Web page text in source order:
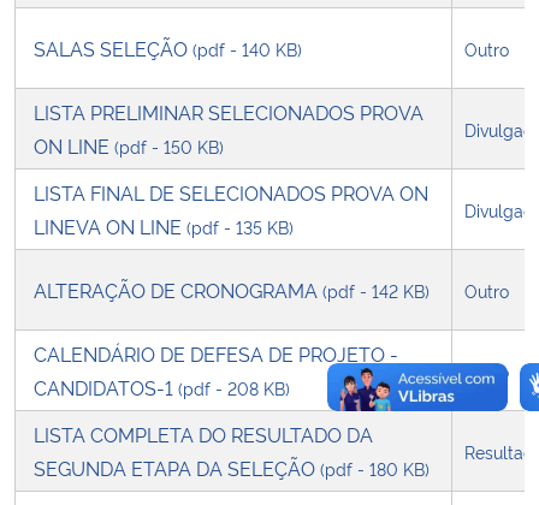
SALAS SELEÇÃO (pdf - 140 KB) Outro
LISTA PRELIMINAR SELECIONADOS PROVA
ON LINE (pdf - 150 KB)
LISTA FINAL DE SELECIONADOS PROVA ON
LINEVA ON LINE (pdf - 135 KB)
ALTERAÇÃO DE CRONOGRAMA (pdf - 142 KB) Outro
CALENDÁRIO DE DEFESA DE PROJETO -
CANDIDATOS-1 (pdf - 208 KB)
Outro
LISTA COMPLETA DO RESULTADO DA
SEGUNDA ETAPA DA SELEÇÃO (pdf - 180 KB)